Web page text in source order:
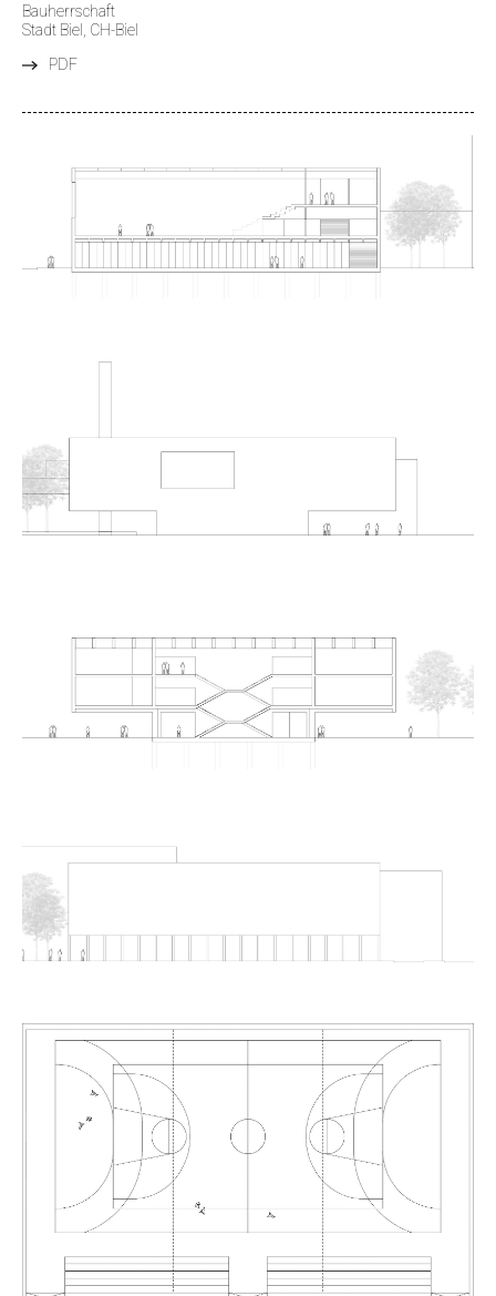
Bauherrschaft
Stadt Biel, CH-Biel
PDF